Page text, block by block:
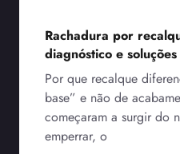
Rachadura por
diagnóstico e soluções
Por que recalque
base” e não de
começaram a surgir do
emperrar, o